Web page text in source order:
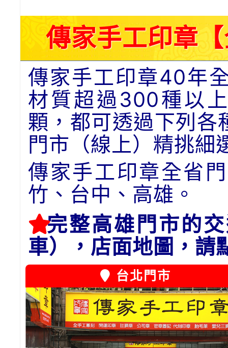
傳家手工印章
傳家手工印章40年
材質超過300種以
顆，都可透過下列各
門市（線上）精挑細
傳家手工印章全省
竹、台中、高雄。
完整高雄門市的
車），店面地圖，請
台北門市